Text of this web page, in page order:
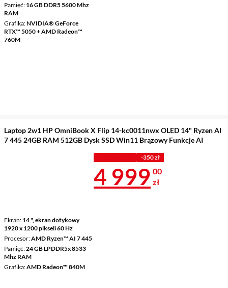
Pamięć 16 GB DDR5 5600 Mhz
RAM
Grafika NVIDIA® GeForce
RTX™ 5050 + AMD Radeon™
760M
Laptop 2w1 HP OmniBook X Flip 14-kc0011nwx OLED 14" Ryzen AI
7 445 24GB RAM 512GB Dysk SSD Win11 Brązowy Funkcje AI
Ekran 14 ", ekran dotykowy
1920 x 1200 pikseli 60 Hz
Procesor AMD Ryzen™ AI 7 445
Pamięć 24 GB LPDDR5x 8533
Mhz RAM
Grafika AMD Radeon™ 840M
-350 zł
Cena 4 999 zł
4 999 00
zł